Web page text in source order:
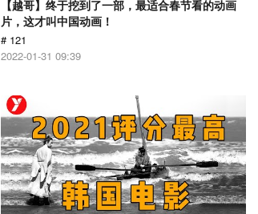
【越哥】终于挖到了一部，最适合春节看的动画
片，这才叫中国动画！
# 121
2022-01-31 09:39